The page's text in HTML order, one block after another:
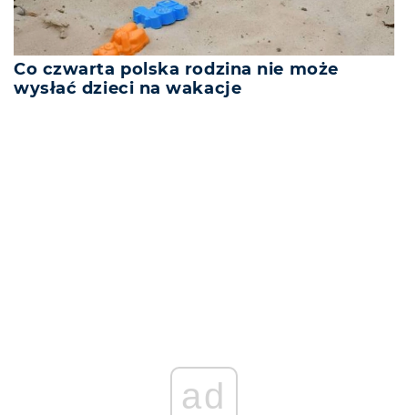
Co czwarta polska rodzina nie może
wysłać dzieci na wakacje